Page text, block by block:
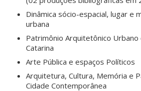
Dinâmica sócio-espacial, lugar e
urbana
Patrimônio Arquitetônico Urbano
Catarina
Arte Pública e espaços Políticos
Arquitetura, Cultura, Memória e
Cidade Contemporânea